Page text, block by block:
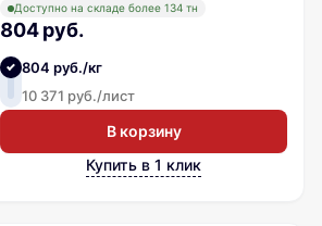
Доступно на складе более 134 тн
804 руб.
804 руб./кг
10 371 руб./лист
В корзину
Купить в 1 клик